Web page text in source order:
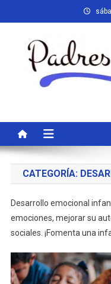
al
CATEGORÍA:
Desarrollo emocional
emociones, mejorar su
sociales. ¡Fomenta una